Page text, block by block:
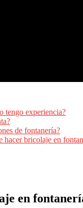
tengo experiencia?
de fontanería?
hacer bricolaje en
en